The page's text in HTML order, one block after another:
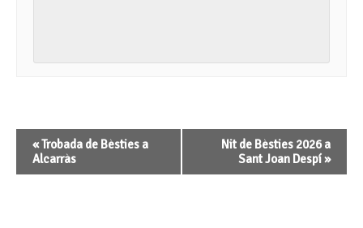
Navegació
d'Esdeveniment
«Trobada de Bèsties a
Alcarràs
Nit de Bèsties 2026 a
Sant Joan Despí»